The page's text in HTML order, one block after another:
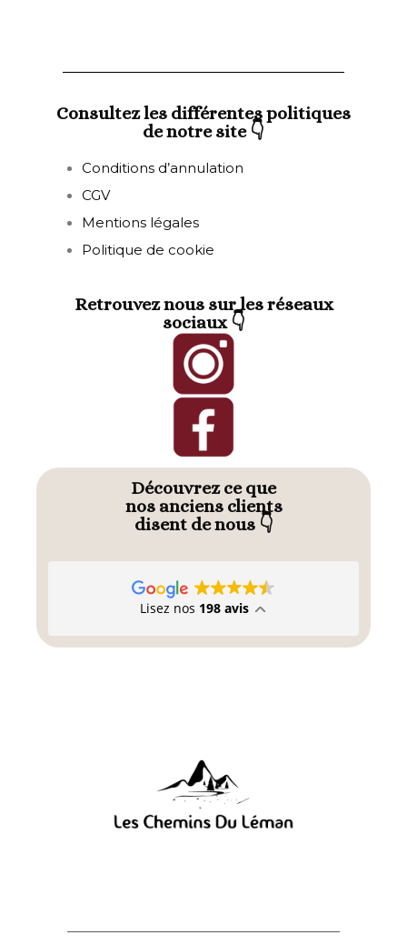
Consultez les différentes politiques
de notre site 👇
Conditions d’annulation
CGV
Mentions légales
Politique de cookie
Retrouvez nous sur les réseaux
sociaux 👇
Découvrez ce que
nos anciens clients
disent de nous 👇
Lisez nos 198 avis